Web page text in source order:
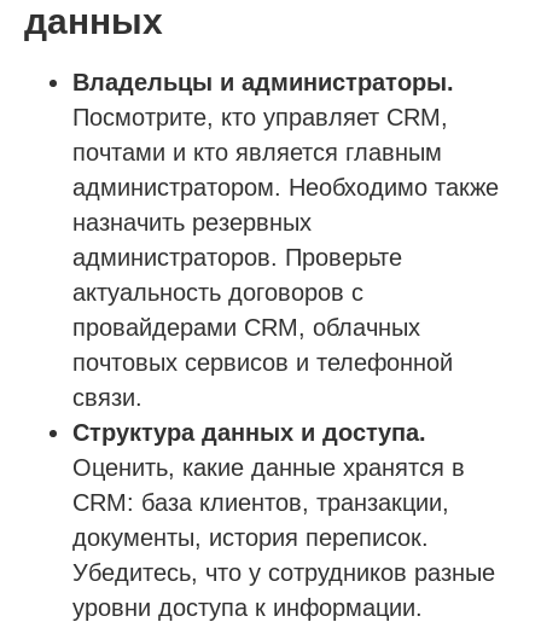
данных
Владельцы и администраторы.
Посмотрите, кто управляет CRM,
почтами и кто является главным
администратором. Необходимо также
назначить резервных
администраторов. Проверьте
актуальность договоров с
провайдерами CRM, облачных
почтовых сервисов и телефонной
связи.
Структура данных и доступа.
Оценить, какие данные хранятся в
CRM: база клиентов, транзакции,
документы, история переписок.
Убедитесь, что у сотрудников разные
уровни доступа к информации.